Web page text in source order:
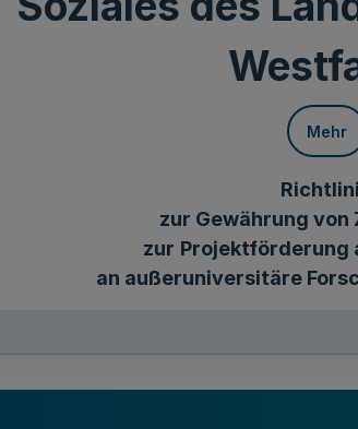
Mehr
zur Gewährung von
zur Projektförderung
an außeruniversitäre
für Umwelt,